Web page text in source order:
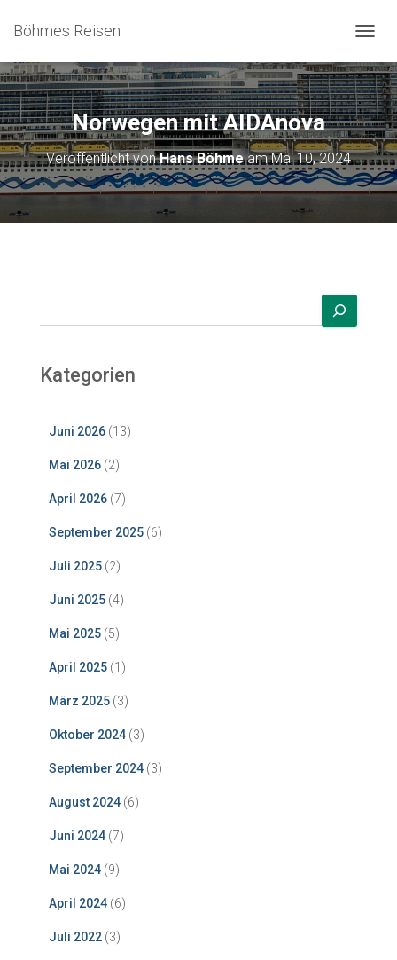
Böhmes Reisen
A
V
I
G
A
T
I
O
N
Norwegen mit AIDAnova
Veröffentlicht vonHans BöhmeamMai 10, 2024
Kategorien
Juni 2026 (13)
Mai 2026 (2)
April 2026 (7)
September 2025 (6)
Juli 2025 (2)
Juni 2025 (4)
Mai 2025 (5)
April 2025 (1)
März 2025 (3)
Oktober 2024 (3)
September 2024 (3)
August 2024 (6)
Juni 2024 (7)
Mai 2024 (9)
April 2024 (6)
Juli 2022 (3)